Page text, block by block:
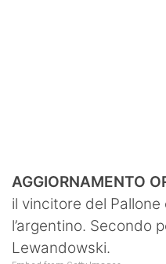
AGGIORNAMENTO
il vincitore del Pallone
l’argentino. Secondo
Lewandowski.